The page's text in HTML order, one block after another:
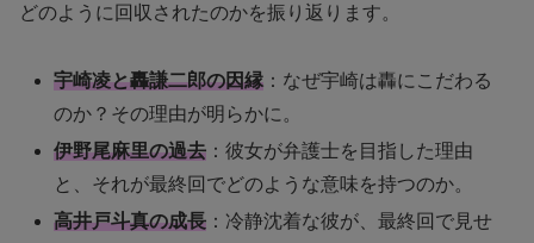
どのように回収されたのかを振り返ります。
宇崎凌と轟謙二郎の因縁 ：なぜ宇崎は轟にこだわる
のか？その理由が明らかに。
伊野尾麻里の過去 ：彼女が弁護士を目指した理由
と、それが最終回でどのような意味を持つのか。
高井戸斗真の成長 ：冷静沈着な彼が、最終回で見せ